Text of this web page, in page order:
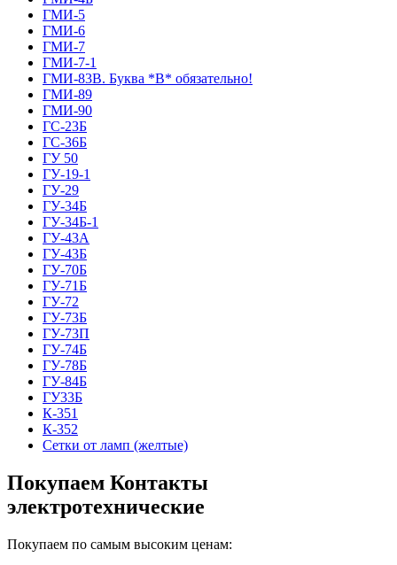
ГМИ-5
ГМИ-6
ГМИ-7
ГМИ-7-1
ГМИ-83В. Буква *В* обязательно!
ГМИ-89
ГМИ-90
ГС-23Б
ГС-36Б
ГУ 50
ГУ-19-1
ГУ-29
ГУ-34Б
ГУ-34Б-1
ГУ-43А
ГУ-43Б
ГУ-70Б
ГУ-71Б
ГУ-72
ГУ-73Б
ГУ-73П
ГУ-74Б
ГУ-78Б
ГУ-84Б
ГУ33Б
К-351
К-352
Сетки от ламп (желтые)
Покупаем Контакты
электротехнические
Покупаем по самым высоким ценам: